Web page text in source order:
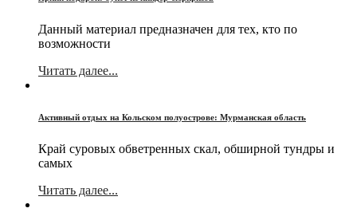
Данный материал предназначен для тех, кто по
возможности
Читать далее...
Активный отдых на Кольском полуострове: Мурманская область
Край суровых обветренных скал, обширной тундры и
самых
Читать далее...